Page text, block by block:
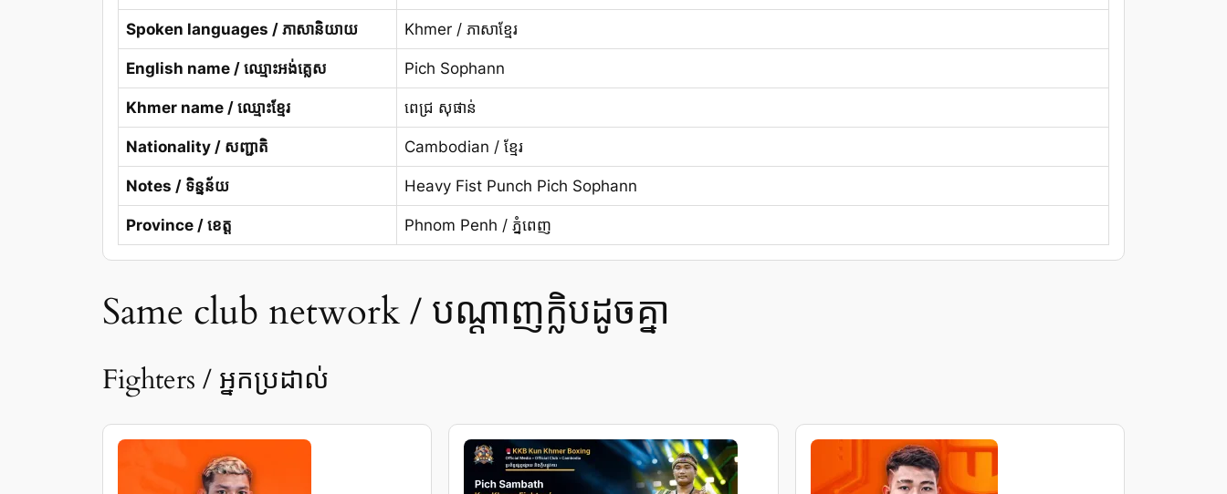
Spoken languages / ភាសានិយាយ Khmer / ភាសាខ្មែរ
English name / ឈ្មោះអង់គ្លេស Pich Sophann
Khmer name / ឈ្មោះខ្មែរ ពេជ្រ សុផាន់
Nationality / សញ្ជាតិ Cambodian / ខ្មែរ
Notes / ទិន្នន័យ Heavy Fist Punch Pich Sophann
Province / ខេត្ត Phnom Penh / ភ្នំពេញ
Same club network / បណ្ដាញក្លិបដូចគ្នា
Fighters / អ្នកប្រដាល់